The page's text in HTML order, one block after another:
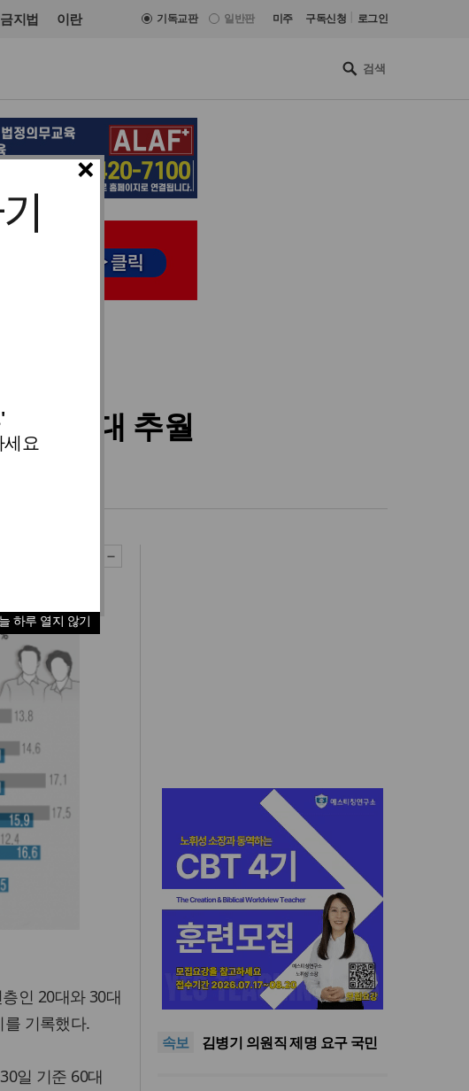
지법 이란 기독교판 일반판 미주 구독신청 로그인
×
세요
하루 열지 않기
대 추월
발표
인 20대와 30대
기록했다.
일 기준 60대
속보
기감 이대위, 감신대 도서관에
퀴어서적 ‘별도 부스’ 마련 조치
2026년 상반기 탈북민 입국 63
소
라’ 일부 활동 중단… “중대한 사
김병기 의원직 제명 요구 국민